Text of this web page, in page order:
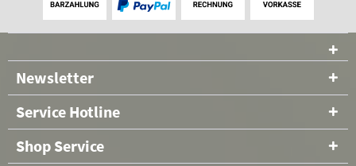
Newsletter
Service Hotline
Shop Service